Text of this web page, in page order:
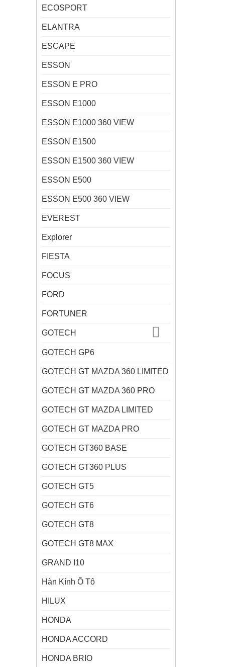
ECOSPORT
ELANTRA
ESCAPE
ESSON
ESSON E PRO
ESSON E1000
ESSON E1000 360 VIEW
ESSON E1500
ESSON E1500 360 VIEW
ESSON E500
ESSON E500 360 VIEW
EVEREST
Explorer
FIESTA
FOCUS
FORD
FORTUNER
GOTECH
GOTECH GP6
GOTECH GT MAZDA 360 LIMITED
GOTECH GT MAZDA 360 PRO
GOTECH GT MAZDA LIMITED
GOTECH GT MAZDA PRO
GOTECH GT360 BASE
GOTECH GT360 PLUS
GOTECH GT5
GOTECH GT6
GOTECH GT8
GOTECH GT8 MAX
GRAND I10
Hàn Kính Ô Tô
HILUX
HONDA
HONDA ACCORD
HONDA BRIO